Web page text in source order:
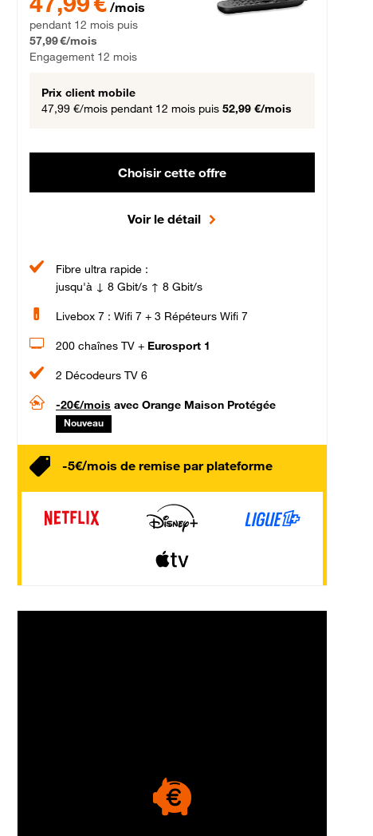
/mois
pendant 12 mois puis
57,99 €/mois
Engagement 12 mois
Prix client mobile
47,99 €/mois pendant 12 mois puis 52,99 €/mois
Choisir cette offre
Voir le détail
Fibre ultra rapide :
jusqu'à ↓ 8 Gbit/s ↑ 8 Gbit/s
Livebox 7 : Wifi 7 + 3 Répéteurs Wifi 7
200 chaînes TV + Eurosport 1
2 Décodeurs TV 6
-20€/mois avec Orange Maison Protégée
Nouveau
-5€/mois de remise par plateforme